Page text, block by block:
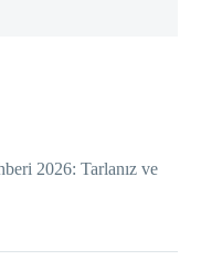
2026: Tarlanız ve